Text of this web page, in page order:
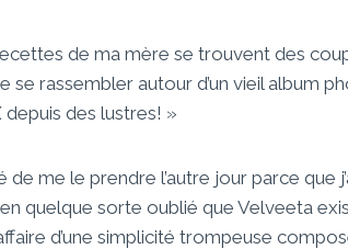
de ma mère se trouvent des
se rassembler autour d’un vieil album
depuis des lustres! »
de me le prendre l’autre jour parce
en quelque sorte oublié que Velveeta
d’une simplicité trompeuse